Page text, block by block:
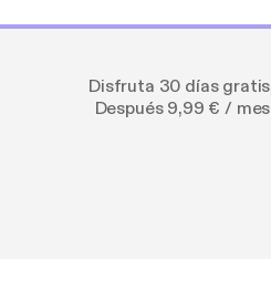
Disfruta 30 días gratis
Después 9,99 € / mes